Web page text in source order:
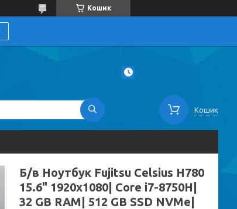
Кошик
Кошик
Б/в Ноутбук Fujitsu Celsius H780
15.6" 1920x1080| Core i7-8750H|
32 GB RAM| 512 GB SSD NVMe|